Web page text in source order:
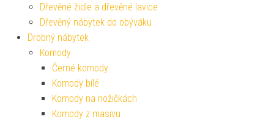
Dřevěné židle a dřevěné lavice
Dřevěný nábytek do obýváku
Drobný nábytek
Komody
Černé komody
Komody bílé
Komody na nožičkách
Komody z masivu